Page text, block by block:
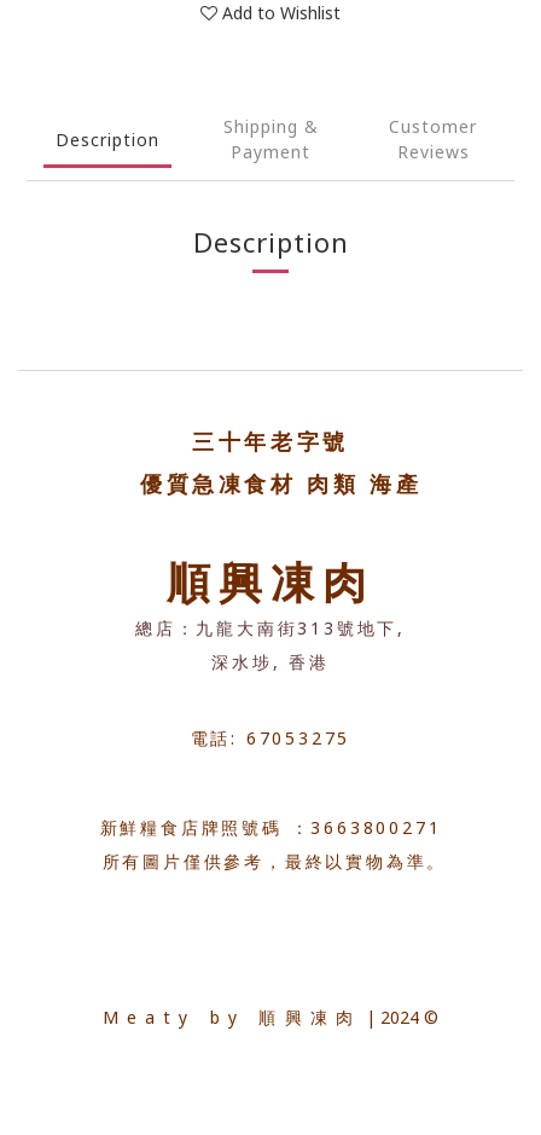
Add to Wishlist
Description
Shipping &
Payment
Customer
Reviews
Description
三十年老字號
優質急凍食材 肉類 海產
順興凍肉
總店：九龍大南街313號地下,
深水埗, 香港
電話: 67053275
新鮮糧食店牌照號碼 ：3663800271
所有圖片僅供參考，最終以實物為準。
Meaty by 順興凍肉 | 2024 ©